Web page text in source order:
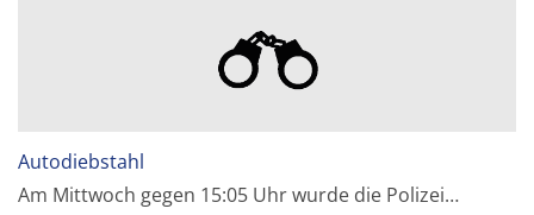
Autodiebstahl
Am Mittwoch gegen 15:05 Uhr wurde die Polizei…